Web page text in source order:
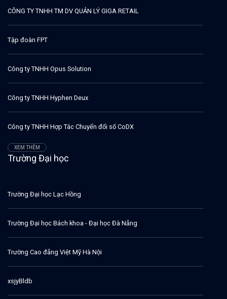
CÔNG TY TNHH TM DV QUẢN LÝ GIGA RETAIL
Tập đoàn FPT
Công ty TNHH Opus Solution
Công ty TNHH Hyphen Deux
Công ty TNHH Hợp Tác Chuyển đổi số CoDX
XEM THÊM
Trường Đại học
Trường Đại học Lạc Hồng
Trường Đại học Bách khoa - Đại học Đà Nẵng
Trường Cao đẳng Việt Mỹ Hà Nội
xsjyBldb